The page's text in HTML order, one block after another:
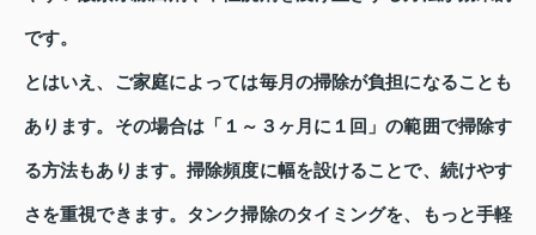
です。
とはいえ、ご家庭によっては毎月の掃除が負担になることも
あります。その場合は「１～３ヶ月に１回」の範囲で掃除す
る方法もあります。掃除頻度に幅を設けることで、続けやす
さを重視できます。タンク掃除のタイミングを、もっと手軽